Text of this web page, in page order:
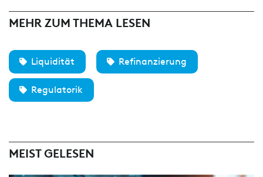
MEHR ZUM THEMA LESEN
Liquidität Refinanzierung
Regulatorik
MEIST GELESEN